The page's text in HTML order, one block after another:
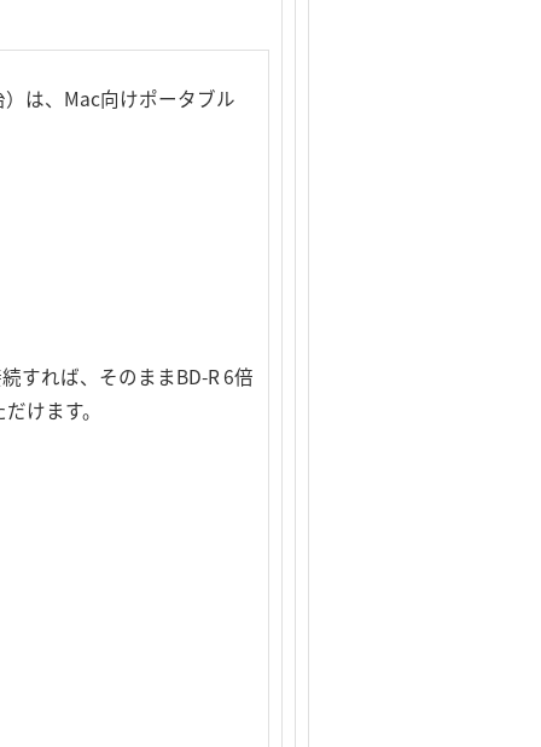
は、Mac向けポータブル
すれば、そのままBD-R 6倍
けます。